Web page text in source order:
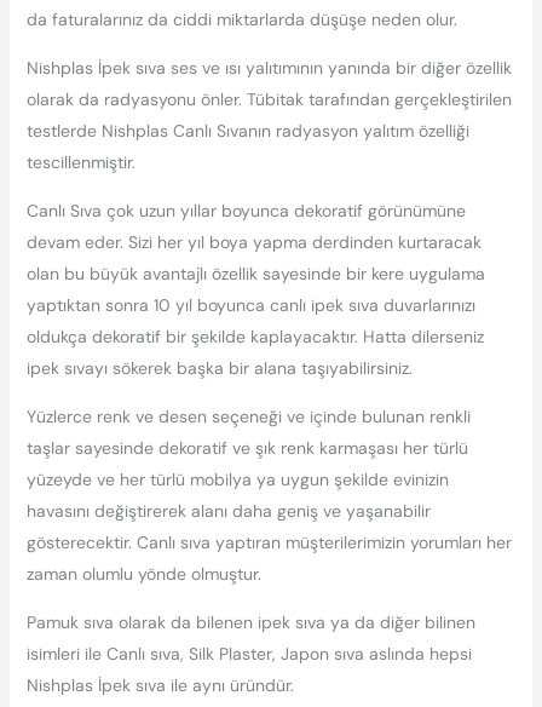
da faturalarınız da ciddi miktarlarda düşüşe neden olur.
Nishplas İpek sıva ses ve ısı yalıtımının yanında bir diğer özellik
olarak da radyasyonu önler. Tübitak tarafından gerçekleştirilen
testlerde Nishplas Canlı Sıvanın radyasyon yalıtım özelliği
tescillenmiştir.
Canlı Sıva çok uzun yıllar boyunca dekoratif görünümüne
devam eder. Sizi her yıl boya yapma derdinden kurtaracak
olan bu büyük avantajlı özellik sayesinde bir kere uygulama
yaptıktan sonra 10 yıl boyunca canlı ipek sıva duvarlarınızı
oldukça dekoratif bir şekilde kaplayacaktır. Hatta dilerseniz
ipek sıvayı sökerek başka bir alana taşıyabilirsiniz.
Yüzlerce renk ve desen seçeneği ve içinde bulunan renkli
taşlar sayesinde dekoratif ve şık renk karmaşası her türlü
yüzeyde ve her türlü mobilya ya uygun şekilde evinizin
havasını değiştirerek alanı daha geniş ve yaşanabilir
gösterecektir. Canlı sıva yaptıran müşterilerimizin yorumları her
zaman olumlu yönde olmuştur.
Pamuk sıva olarak da bilenen ipek sıva ya da diğer bilinen
isimleri ile Canlı sıva, Silk Plaster, Japon sıva aslında hepsi
Nishplas İpek sıva ile aynı üründür.